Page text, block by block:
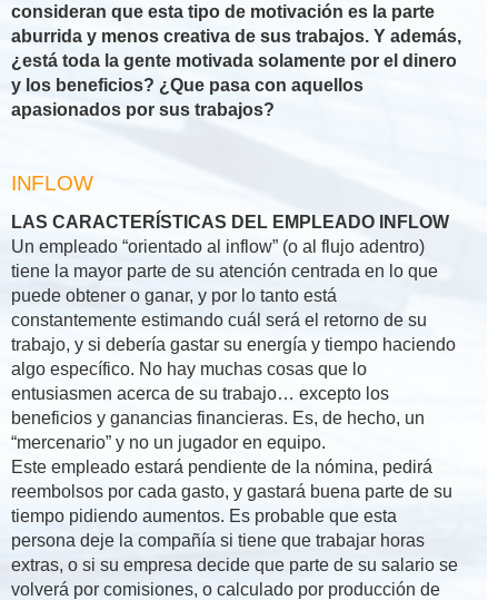
consideran que esta tipo de motivación es la parte
aburrida y menos creativa de sus trabajos. Y además,
¿está toda la gente motivada solamente por el dinero
y los beneficios? ¿Que pasa con aquellos
apasionados por sus trabajos?
INFLOW
LAS CARACTERÍSTICAS DEL EMPLEADO INFLOW
Un empleado “orientado al inflow” (o al flujo adentro)
tiene la mayor parte de su atención centrada en lo que
puede obtener o ganar, y por lo tanto está
constantemente estimando cuál será el retorno de su
trabajo, y si debería gastar su energía y tiempo haciendo
algo específico. No hay muchas cosas que lo
entusiasmen acerca de su trabajo… excepto los
beneficios y ganancias financieras. Es, de hecho, un
“mercenario” y no un jugador en equipo.
Este empleado estará pendiente de la nómina, pedirá
reembolsos por cada gasto, y gastará buena parte de su
tiempo pidiendo aumentos. Es probable que esta
persona deje la compañía si tiene que trabajar horas
extras, o si su empresa decide que parte de su salario se
volverá por comisiones, o calculado por producción de